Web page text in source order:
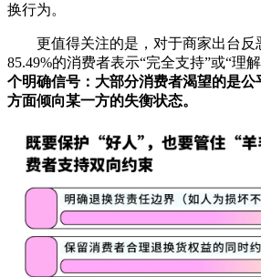
换行为。
更值得关注的是，对于商家出台反
85.49%的消费者表示“完全支持”或“理解
个明确信号：大部分消费者渴望的是
方面倾向某一方的失衡状态。